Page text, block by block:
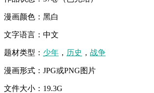
漫画颜色：黑白
文字语言：中文
题材类型： 少年 ， 历史 ， 战争
漫画形式：JPG或PNG图片
文件大小：19.3G